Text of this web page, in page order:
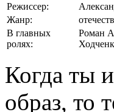
Режиссер:
Жанр:
В главных
ролях:
Роман
Когда ты
образ, то